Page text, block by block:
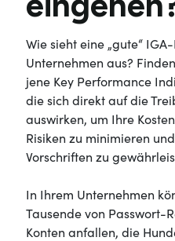
Wie sieht eine „gute“
Unternehmen aus?
jene Key Performance
die sich direkt auf die
auswirken, um Ihre
Risiken zu minimieren
Vorschriften zu
In Ihrem Unternehmen
Tausende von Passwort-
Konten anfallen, die